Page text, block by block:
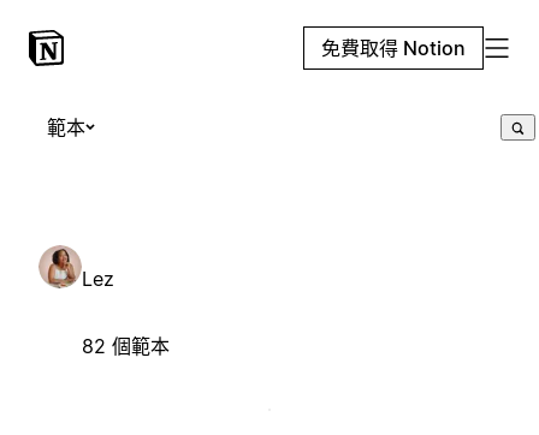
免費取得 Notion
範本
Lez
82 個範本